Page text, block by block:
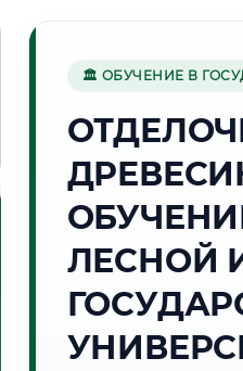
🏛 ОБУЧЕНИЕ В
ЛЕСНОЙ